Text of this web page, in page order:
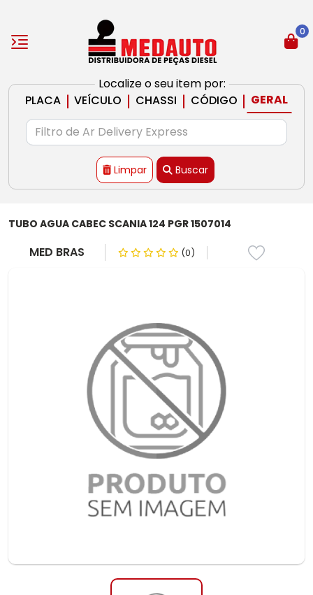
Localize o seu item por:
PLACA | VEÍCULO | CHASSI | CÓDIGO | GERAL
Limpar Buscar
0
TUBO AGUA CABEC SCANIA 124 PGR 1507014
MED BRAS (0)